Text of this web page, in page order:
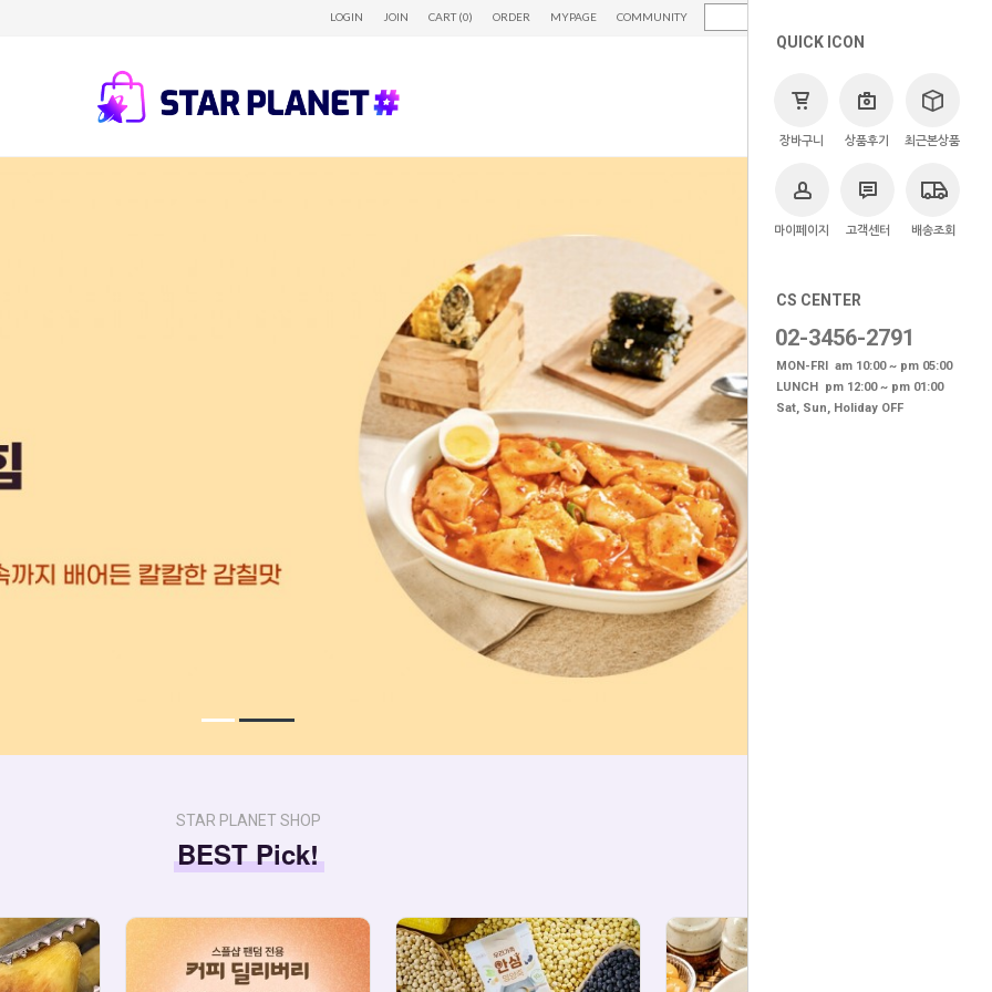
LOGIN JOIN CART (0) ORDER MYPAGE COMMUNITY
QUICK ICON
장바구니 상품후기 최근본상품
마이페이지 고객센터 배송조회
CS CENTER
02-3456-2791
MON-FRI am 10:00 ~ pm 05:00
LUNCH pm 12:00 ~ pm 01:00
Sat, Sun, Holiday OFF
STAR PLANET SHOP
BEST Pick!